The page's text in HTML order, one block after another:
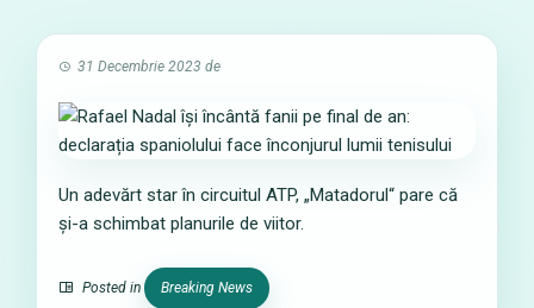
31 Decembrie 2023 de
Un adevărt star în circuitul ATP, „Matadorul“ pare că
și-a schimbat planurile de viitor.
Posted in Breaking News